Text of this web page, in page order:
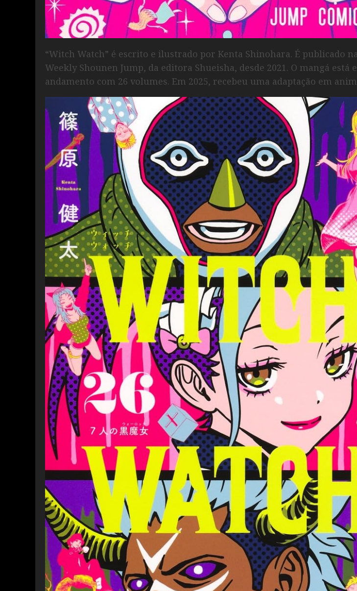
“Witch Watch” é escrito e ilustrado por Kenta Shinohara. É publicado
Weekly Shounen Jump, da editora Shueisha, desde 2021. O mangá está
andamento com 26 volumes. Em 2025, recebeu uma adaptação em